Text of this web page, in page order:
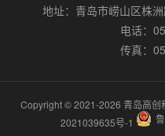
地址：青岛市崂山区株
电话：
传真：
Copyright © 2021-2026 青岛高创
2021039635号-1